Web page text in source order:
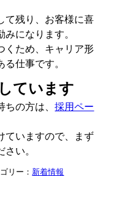
て残り、お客様に喜
になります。
くため、キャリア形
仕事です。
ています
ちの方は、採用ペー
ていますので、まず
い。
リー： 新着情報